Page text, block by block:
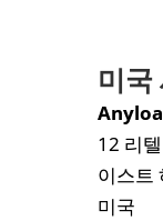
미국
12 리
이스트
미국